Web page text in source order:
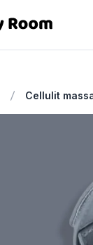
Cellulit